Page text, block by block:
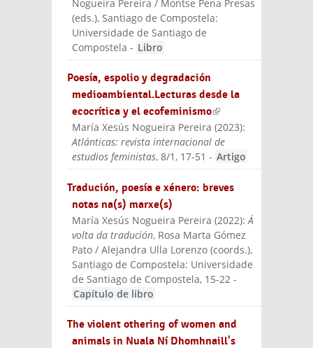
Nogueira Pereira / Montse Pena Presas
(eds.), Santiago de Compostela:
Universidade de Santiago de
Compostela - Libro
Poesía, espolio y degradación
medioambiental.Lecturas desde la
ecocrítica y el ecofeminismo(link is
external)
María Xesús Nogueira Pereira (2023):
Atlánticas: revista internacional de
estudios feministas, 8/1, 17-51 - Artigo
Tradución, poesía e xénero: breves
notas na(s) marxe(s)
María Xesús Nogueira Pereira (2022):Á
volta da tradución, Rosa Marta Gómez
Pato / Alejandra Ulla Lorenzo (coords.),
Santiago de Compostela: Universidade
de Santiago de Compostela, 15-22 -
Capítulo de libro
The violent othering of women and
animals in Nuala Ní Dhomhnaill's